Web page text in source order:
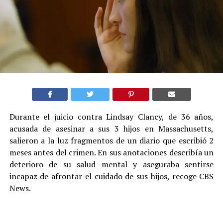
Durante el juicio contra Lindsay Clancy, de 36 años,
acusada de asesinar a sus 3 hijos en Massachusetts,
salieron a la luz fragmentos de un diario que escribió 2
meses antes del crimen. En sus anotaciones describía un
deterioro de su salud mental y aseguraba sentirse
incapaz de afrontar el cuidado de sus hijos, recoge CBS
News.